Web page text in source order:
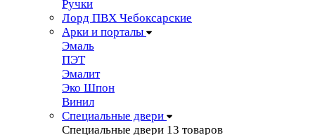
Ручки
Лорд ПВХ Чебоксарские
Арки и порталы
Эмаль
ПЭТ
Эмалит
Эко Шпон
Винил
Специальные двери
Специальные двери 13 товаров